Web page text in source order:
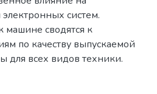
систем.
машине сводятся к
по качеству выпускаемой
для всех видов техники.